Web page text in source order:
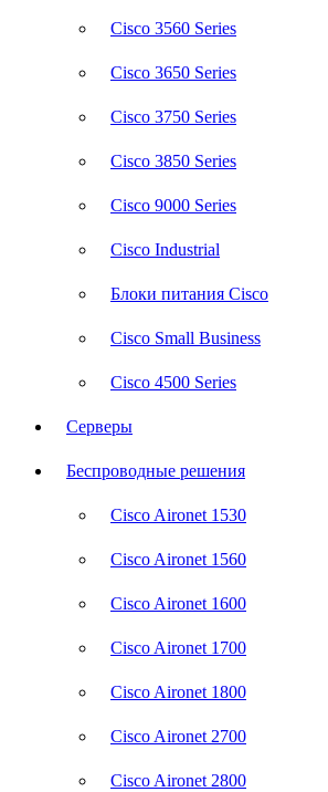
Cisco 3560 Series
Cisco 3650 Series
Cisco 3750 Series
Cisco 3850 Series
Cisco 9000 Series
Cisco Industrial
Блоки питания Cisco
Cisco Small Business
Cisco 4500 Series
Серверы
Беспроводные решения
Cisco Aironet 1530
Cisco Aironet 1560
Cisco Aironet 1600
Cisco Aironet 1700
Cisco Aironet 1800
Cisco Aironet 2700
Cisco Aironet 2800